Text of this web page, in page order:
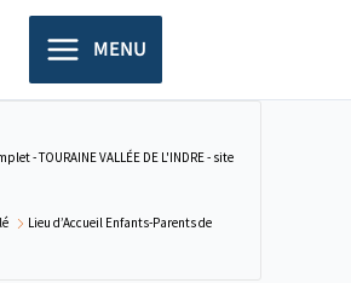
MENU
- TOURAINE VALLÉE DE L'INDRE - site
Lieu d’Accueil Enfants-Parents de